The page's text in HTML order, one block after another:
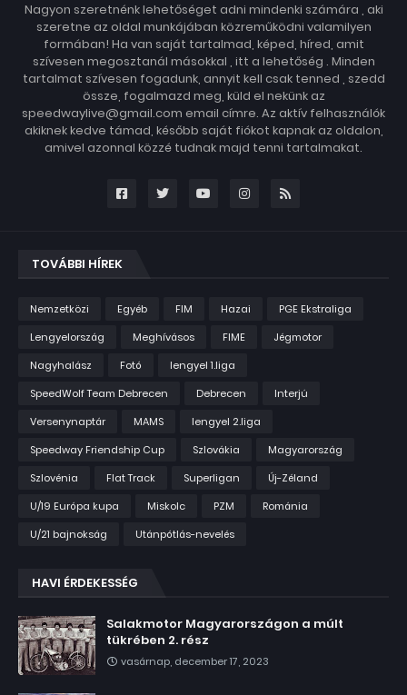
Nagyon szeretnénk lehetőséget adni mindenki számára , aki
szeretne az oldal munkájában közreműködni valamilyen
formában! Ha van saját tartalmad, képed, híred, amit
szívesen megosztanál másokkal , itt a lehetőség . Minden
tartalmat szívesen fogadunk, annyit kell csak tenned , szedd
össze, fogalmazd meg, küld el nekünk az
speedwaylive@gmail.com email címre. Az aktív felhasználók
akiknek kedve támad, később saját fiókot kapnak az oldalon,
amivel azonnal közzé tudnak majd tenni tartalmakat.
TOVÁBBI HÍREK
Nemzetközi Egyéb FIM Hazai
PGE Ekstraliga
Lengyelország
Meghívásos FIME
Jégmotor
Nagyhalász
Fotó
lengyel 1.liga
SpeedWolf Team Debrecen
Debrecen
Interjú
Versenynaptár
MAMS
lengyel 2.liga
Speedway Friendship Cup
Szlovákia
Magyarország
Szlovénia
Flat Track Superligan
Új-Zéland
U/19 Európa kupa
Miskolc PZM
Románia
U/21 bajnokság
Utánpótlás-nevelés
HAVI ÉRDEKESSÉG
Salakmotor Magyarországon a múlt
tükrében 2. rész
vasárnap, december 17, 2023